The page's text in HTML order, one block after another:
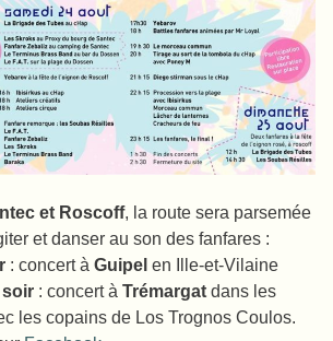
et Roscoff, la route sera parsemée
et danser au son des fanfares :
: concert à Guipel en Ille-et-Vilaine
soir : concert à Trémargat dans les
les copains de Los Trognos Coulos.